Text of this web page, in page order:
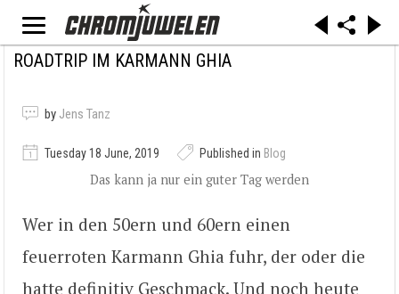
ROADTRIP IM KARMANN GHIA
by Jens Tanz
Tuesday 18 June, 2019 Published in Blog
Das kann ja nur ein guter Tag werden
Wer in den 50ern und 60ern einen
feuerroten Karmann Ghia fuhr, der oder die
hatte definitiv Geschmack. Und noch heute